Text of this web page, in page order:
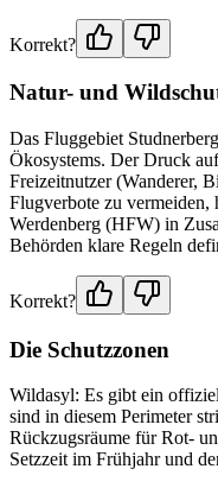
Korrekt?
Natur- und
Das Fluggebiet
Ökosystems. Der Druck
Freizeitnutzer (Wanderer,
Flugverbote zu vermeiden,
Werdenberg (HFW) in
Behörden klare Regeln
Korrekt?
Die Schutzzonen
Wildasyl: Es gibt ein
sind in diesem Perimeter
Rückzugsräume für Rot-
Setzzeit im Frühjahr und